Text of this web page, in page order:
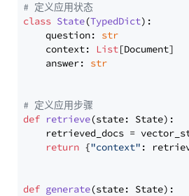
# 定义应用状态
class State(TypedDict):
    question:
str
    context:
List[Document]
    answer:
str
# 定义应用步骤
def retrieve(state: State):
retrieved_docs =
return {"context" :
def generate(state: State):